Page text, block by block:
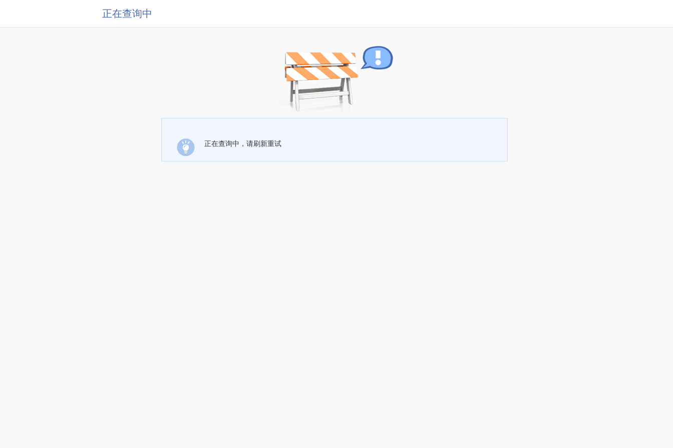
正在查询中
正在查询中，请刷新重试